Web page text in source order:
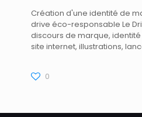
Création d'une identité de
drive éco-responsable Le
discours de marque,
site internet, illustrations,
0